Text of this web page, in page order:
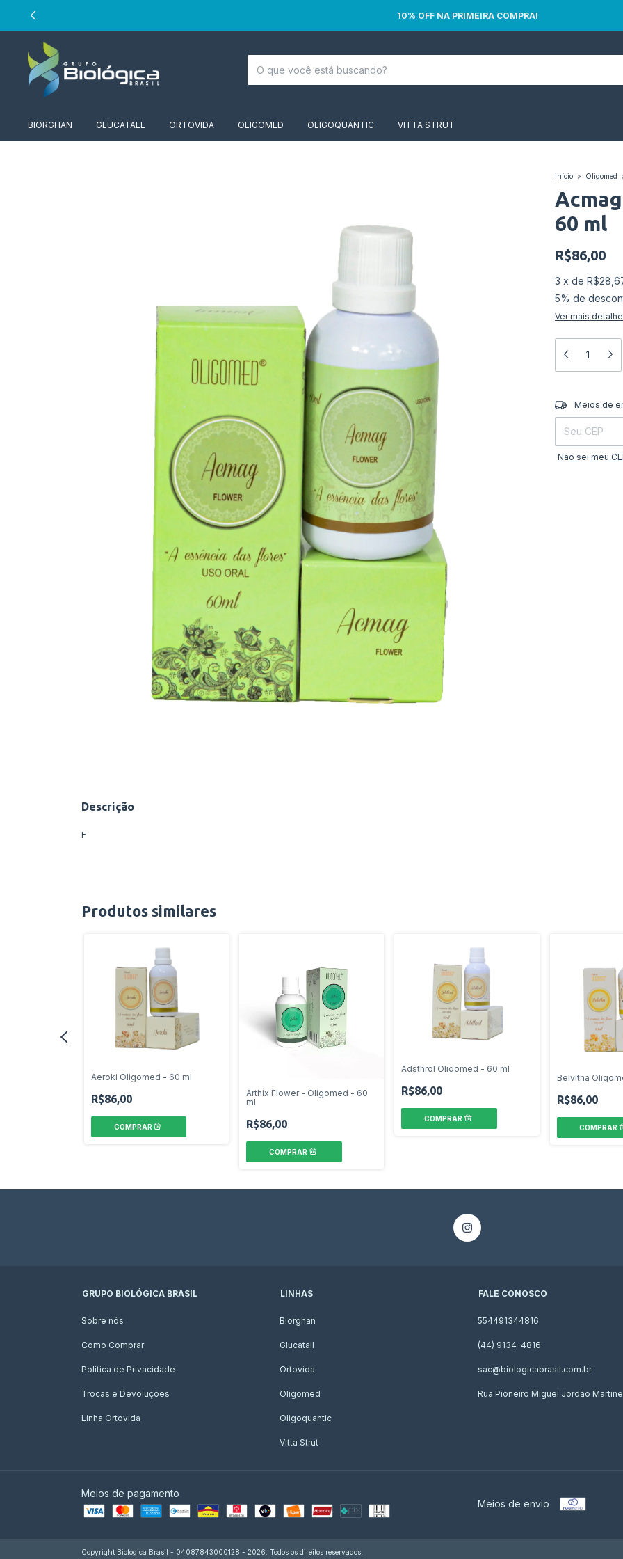
10% OFF NA PRIMEIRA COMPRA!
BIORGHAN GLUCATALL ORTOVIDA OLIGOMED OLIGOQUANTIC VITTA STRUT
Início > Oligomed
60 ml
R$86,00
3 x de
5% de
Ver mais
Entregas para o
Meios de
Não sei meu
Descrição
F
Produtos similares
Aeroki Oligomed - 60 ml
R$86,00
Arthix Flower - Oligomed - 60
ml
R$86,00
Adsthrol Oligomed - 60 ml
R$86,00
Belvitha
R$86,00
GRUPO BIOLÓGICA BRASIL
Sobre nós
Como Comprar
Politica de Privacidade
Trocas e Devoluções
Linha Ortovida
LINHAS
Biorghan
Glucatall
Ortovida
Oligomed
Oligoquantic
Vitta Strut
FALE CONOSCO
554491344816
(44) 9134-4816
sac@biologicabrasil.com.br
Rua Pioneiro Miguel Jordão
Meios de pagamento
Meios de envio
Copyright Biológica Brasil - 04087843000128 - 2026. Todos os direitos reservados.